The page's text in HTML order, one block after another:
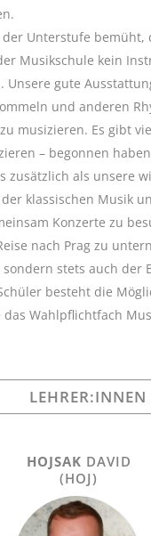
Unterstufe
Musikschule kein
Unsere gute
und anderen
musizieren. Es gibt
– begonnen
zusätzlich als unsere
klassischen Musik
Konzerte zu
nach Prag zu
stets auch der
besteht die
Wahlpflichtfach
HOJSAK DAVID
(HOJ)